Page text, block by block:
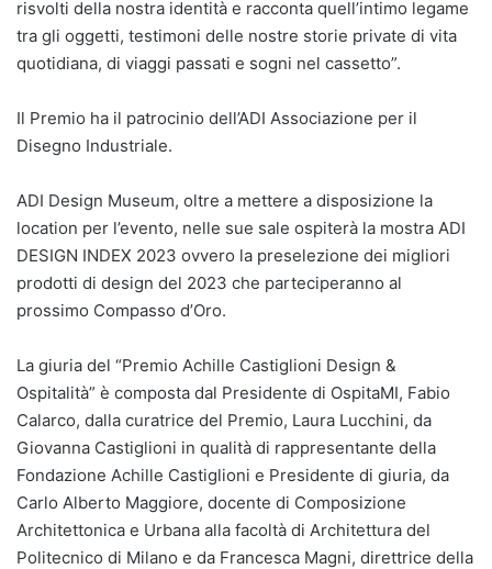
risvolti della nostra identità e racconta quell’intimo legame
tra gli oggetti, testimoni delle nostre storie private di vita
quotidiana, di viaggi passati e sogni nel cassetto”.
Il Premio ha il patrocinio dell’ADI Associazione per il
Disegno Industriale.
ADI Design Museum, oltre a mettere a disposizione la
location per l’evento, nelle sue sale ospiterà la mostra ADI
DESIGN INDEX 2023 ovvero la preselezione dei migliori
prodotti di design del 2023 che parteciperanno al
prossimo Compasso d’Oro.
La giuria del “Premio Achille Castiglioni Design &
Ospitalità” è composta dal Presidente di OspitaMI, Fabio
Calarco, dalla curatrice del Premio, Laura Lucchini, da
Giovanna Castiglioni in qualità di rappresentante della
Fondazione Achille Castiglioni e Presidente di giuria, da
Carlo Alberto Maggiore, docente di Composizione
Architettonica e Urbana alla facoltà di Architettura del
Politecnico di Milano e da Francesca Magni, direttrice della